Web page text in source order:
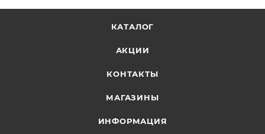
европейскому стандарту EN ISO 12402-5 50N,
КАТАЛОГ
АКЦИИ
КОНТАКТЫ
МАГАЗИНЫ
ИНФОРМАЦИЯ